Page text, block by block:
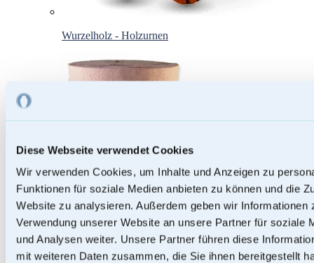
Diese Webseite verwendet Cookies
Wir verwenden Cookies, um Inhalte und Anzeigen zu
Funktionen für soziale Medien anbieten zu können und die
Website zu analysieren. Außerdem geben wir Informationen
Verwendung unserer Website an unsere Partner für soziale
und Analysen weiter. Unsere Partner führen diese
mit weiteren Daten zusammen, die Sie ihnen bereitgestellt
Wurzelholz - Holzurnen